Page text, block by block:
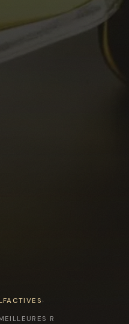
›
R